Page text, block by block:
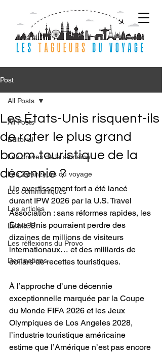
Post
All Posts
Editorial
Les brèves de la semaine
Les Zwanzeurs du voyage
Les communiqués
Les articles
Le MICE
Les réflexions du Provo
Destinations
All Posts
Les États-Unis risquent-ils
de rater le plus grand
boom touristique de la
décennie ?
Un avertissement fort a été lancé
durant IPW 2026 par la U.S. Travel
Association : sans réformes rapides, les
États-Unis pourraient perdre des
dizaines de millions de visiteurs
internationaux… et des milliards de
dollars de recettes touristiques.
À l’approche d’une décennie
exceptionnelle marquée par la Coupe
du Monde FIFA 2026 et les Jeux
Olympiques de Los Angeles 2028,
l’industrie touristique américaine
estime que l’Amérique n’est pas encore